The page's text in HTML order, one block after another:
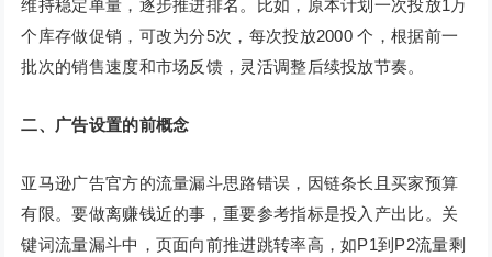
维持稳定单量，逐步推进排名。比如，原本计划一次投放1万
个库存做促销，可改为分5次，每次投放2000 个，根据前一
批次的销售速度和市场反馈，灵活调整后续投放节奏。
二、广告设置的前概念
亚马逊广告官方的流量漏斗思路错误，因链条长且买家预算
有限。要做离赚钱近的事，重要参考指标是投入产出比。关
键词流量漏斗中，页面向前推进跳转率高，如P1到P2流量剩